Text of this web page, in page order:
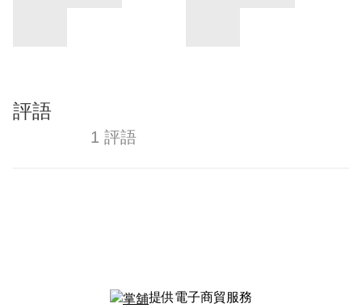
評語
1 評語
提供電子商貿服務